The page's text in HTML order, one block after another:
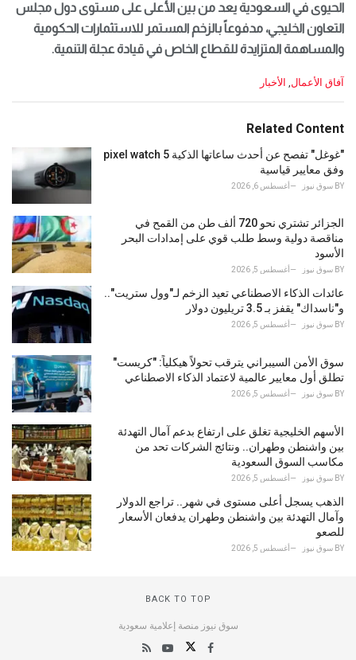
الحيوى في السعودية يعد من بين الأعلى على مستوى دول مجلس
التعاون الخليجي، مدفوعاً بالزخم المستمر للاستثمارات الحكومية
والمساهمة المتزايدة للقطاع الخاص في قيادة عجلة التنمية.
C
e
o
r
i
:
آفاق الأعمال, الأخبار
Related Content
"غوغل" تفصح عن أحدث ساعاتها الذكية pixel watch 5
وفق معايير قياسية
BY سوق نيوز أغسطس 6, 2026
الجزائر تشتري نحو 720 ألف طن من القمح في
مناقصة دولية وسط طلب قوي على إمدادات البحر
الأسود
BY سوق نيوز أغسطس 5, 2026
عائدات الذكاء الاصطناعي تعيد الزخم لـ"وول ستريت"..
و"ناسداك" يقفز بـ 3.5 تريليون دولار
BY سوق نيوز أغسطس 5, 2026
سوق الأمن السيبراني يترقب تحولاً هيكلياً: "كريست"
تطلق أول معايير عالمية لاعتماد الذكاء الاصطناعي
BY سوق نيوز أغسطس 5, 2026
الأسهم الخليجية تغلق على ارتفاع بدعم آمال التهدئة
بين واشنطن وطهران.. ونتائج الشركات تحد من
مكاسب السوق السعودية
BY سوق نيوز أغسطس 5, 2026
الذهب يسجل أعلى مستوى في شهر.. تراجع الدولار
وآمال التهدئة بين واشنطن وطهران يدفعان الأسعار
للصعو
BY سوق نيوز أغسطس 5, 2026
BACK TO TOP
سوق نيوز منصة إعلامية سعودية